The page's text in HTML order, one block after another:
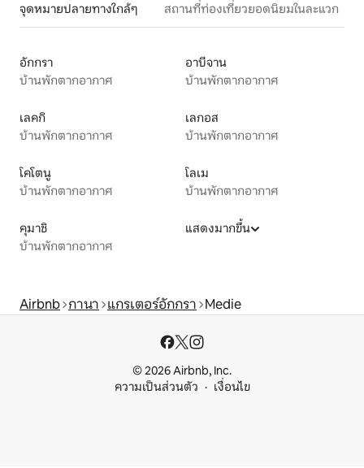
จุดหมายปลายทางใกล้ๆ สถานที่ท่องเที่ยวยอดนิยมในละแวก
อักกรา
บ้านพักตากอากาศ
อาบีจาน
บ้านพักตากอากาศ
เลคกิ
บ้านพักตากอากาศ
เลกอส
บ้านพักตากอากาศ
โคโตนู
บ้านพักตากอากาศ
โลเม
บ้านพักตากอากาศ
คุมาชิ
บ้านพักตากอากาศ
แสดงมากขึ้น
Airbnb กานา แกรเตอร์อักกรา Medie
© 2026 Airbnb, Inc.
ความเป็นส่วนตัว
เงื่อนไข